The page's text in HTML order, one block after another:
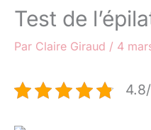
Test de
Par Claire Giraud / 4